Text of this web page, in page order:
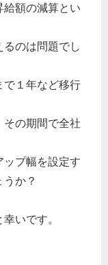
給額の減算とい
のは問題でし
で１年など移行
の期間で全社
ップ幅を設定す
か？
いです。